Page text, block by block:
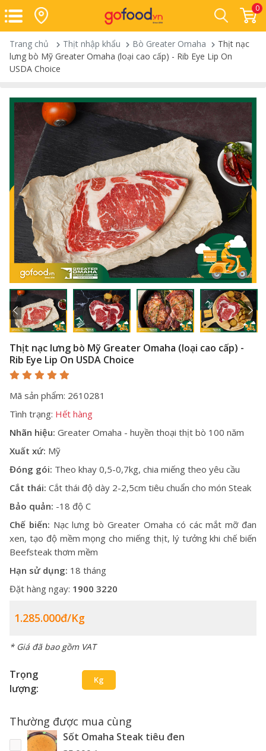
0
Trang chủ Thịt nhập khẩu Bò Greater Omaha
Thịt nạc
lưng bò Mỹ Greater Omaha (loại cao cấp) - Rib Eye Lip On
USDA Choice
Thịt nạc lưng bò Mỹ Greater Omaha (loại cao cấp) -
Rib Eye Lip On USDA Choice
Mã sản phẩm: 2610281
Tình trạng: Hết hàng
Nhãn hiệu: Greater Omaha - huyền thoại thịt bò 100 năm
Xuất xứ: Mỹ
Đóng gói: Theo khay 0,5-0,7kg, chia miếng theo yêu cầu
Cắt thái: Cắt thái độ dày 2-2,5cm tiêu chuẩn cho món Steak
Bảo quản: -18 độ C
Chế biến: Nạc lưng bò Greater Omaha có các mắt mỡ đan
xen, tạo độ mềm mọng cho miếng thịt, lý tưởng khi chế biến
Beefsteak thơm mềm
Hạn sử dụng: 18 tháng
Đặt hàng ngay: 1900 3220
1.285.000đ/kg
* Giá đã bao gồm VAT
Trọng
lượng:
Kg
Thường được mua cùng
Sốt Omaha Steak tiêu đen